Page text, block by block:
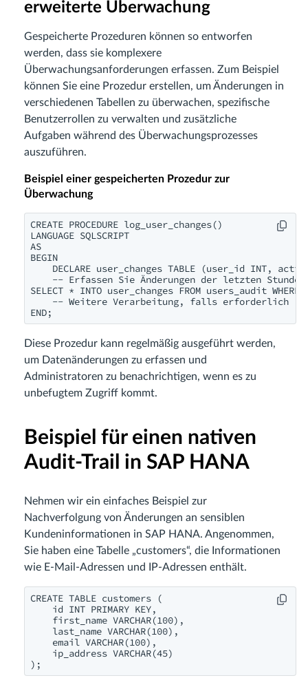
erweiterte Überwachung
Gespeicherte Prozeduren können so entworfen
werden, dass sie komplexere
Überwachungsanforderungen erfassen. Zum Beispiel
können Sie eine Prozedur erstellen, um Änderungen in
verschiedenen Tabellen zu überwachen, spezifische
Benutzerrollen zu verwalten und zusätzliche
Aufgaben während des Überwachungsprozesses
auszuführen.
Beispiel einer gespeicherten Prozedur zur
Überwachung
CREATE PROCEDURE log_user_changes()
LANGUAGE SQLSCRIPT
AS
BEGIN
DECLARE user_changes TABLE (user_id INT, action
-- Erfassen Sie Änderungen der letzten Stunde
SELECT * INTO user_changes FROM users_audit
-- Weitere Verarbeitung, falls erforderlich (z.
END;
Diese Prozedur kann regelmäßig ausgeführt werden,
um Datenänderungen zu erfassen und
Administratoren zu benachrichtigen, wenn es zu
unbefugtem Zugriff kommt.
Beispiel für einen nativen
Audit-Trail in SAP HANA
Nehmen wir ein einfaches Beispiel zur
Nachverfolgung von Änderungen an sensiblen
Kundeninformationen in SAP HANA. Angenommen,
Sie haben eine Tabelle „customers“, die Informationen
wie E-Mail-Adressen und IP-Adressen enthält.
CREATE TABLE customers (
id INT PRIMARY KEY,
first_name VARCHAR(100),
last_name VARCHAR(100),
email VARCHAR(100),
ip_address VARCHAR(45)
);